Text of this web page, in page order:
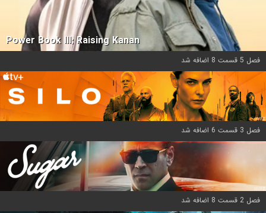
Power Book III: Raising Kanan
فصل 5 قسمت 8 اضافه شد
فصل 3 قسمت 6 اضافه شد
فصل 2 قسمت 8 اضافه شد